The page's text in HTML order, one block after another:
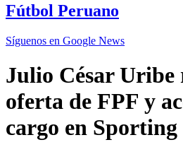
Fútbol Peruano
Síguenos en Google News
Julio César Uribe
oferta de FPF y
cargo en